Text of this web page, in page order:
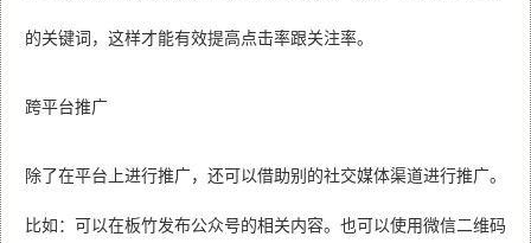
的关键词，这样才能有效提高点击率跟关注率。
跨平台推广
除了在平台上进行推广，还可以借助别的社交媒体渠道进行推广。
比如：可以在板竹发布公众号的相关内容。也可以使用微信二维码